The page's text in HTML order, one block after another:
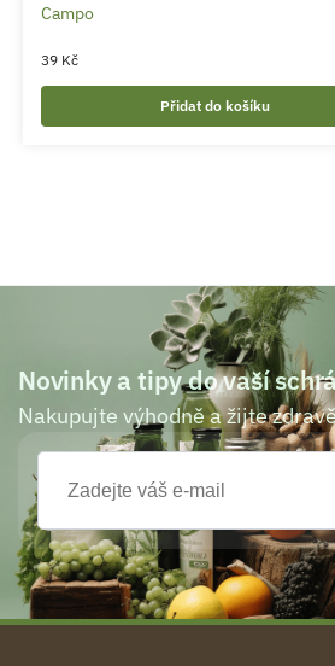
Campo
39 Kč
Přidat do košíku
Novinky a tipy do vaší
Nakupujte výhodně a žijte